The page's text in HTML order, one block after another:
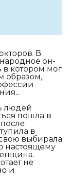
В
он-
в котором мог
образом,
людей
пошла в
в
выбирала
настоящему
не
и